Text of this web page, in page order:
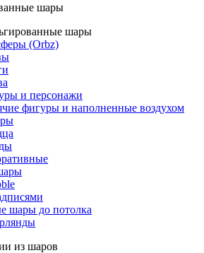
шары
шары
(Orbz)
и персонажи
фигуры и наполненные воздухом
шары до потолка
из шаров